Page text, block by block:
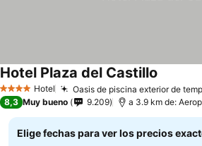
4 EstrellasHotel Oasis de piscina exterior de
Hotel Plaza del Castillo
8,3 Muy bueno 9.209
Elige fechas para ver los precios